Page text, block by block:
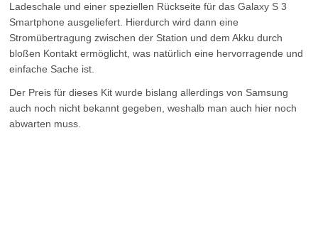
Ladeschale und einer speziellen Rückseite für das Galaxy S 3
Smartphone ausgeliefert. Hierdurch wird dann eine
Stromübertragung zwischen der Station und dem Akku durch
bloßen Kontakt ermöglicht, was natürlich eine hervorragende und
einfache Sache ist.
Der Preis für dieses Kit wurde bislang allerdings von Samsung
auch noch nicht bekannt gegeben, weshalb man auch hier noch
abwarten muss.